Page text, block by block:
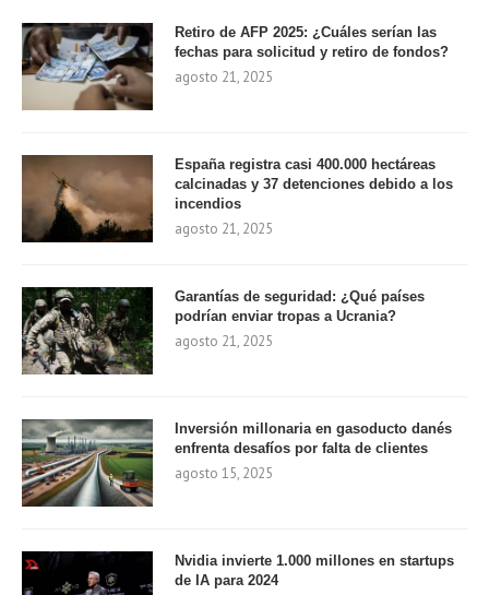
Retiro de AFP 2025: ¿Cuáles serían las
fechas para solicitud y retiro de fondos?
agosto 21, 2025
España registra casi 400.000 hectáreas
calcinadas y 37 detenciones debido a los
incendios
agosto 21, 2025
Garantías de seguridad: ¿Qué países
podrían enviar tropas a Ucrania?
agosto 21, 2025
Inversión millonaria en gasoducto danés
enfrenta desafíos por falta de clientes
agosto 15, 2025
Nvidia invierte 1.000 millones en startups
de IA para 2024